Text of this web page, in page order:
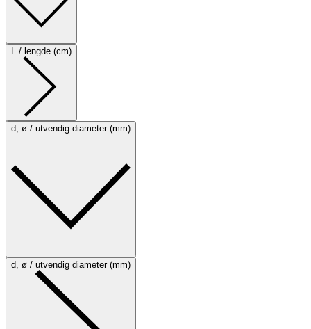
L / lengde (cm)
d, ø / utvendig diameter (mm)
d, ø / utvendig diameter (mm)